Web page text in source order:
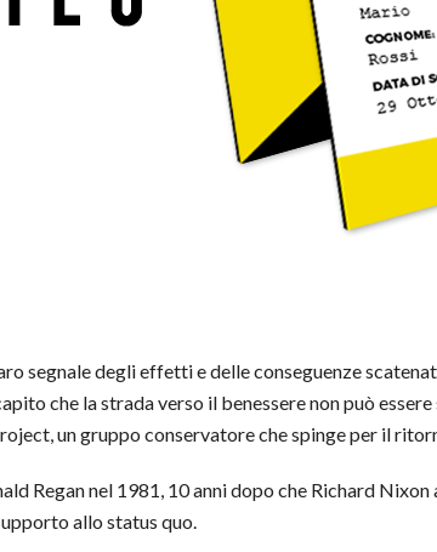
segnale degli effetti e delle conseguenze
che la strada verso il benessere non può
un gruppo conservatore che spinge per il
Regan nel 1981, 10 anni dopo che Richard
allo status quo.